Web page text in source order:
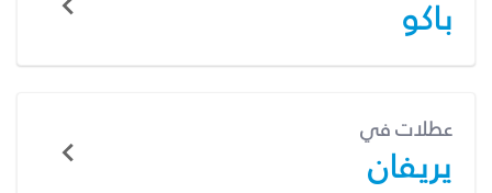
باكو
عطلات في
يريفان